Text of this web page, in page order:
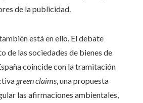
de la publicidad.
está en ello. El debate
de las sociedades de bienes de
coincide con la tramitación
green claims, una propuesta
las afirmaciones ambientales,